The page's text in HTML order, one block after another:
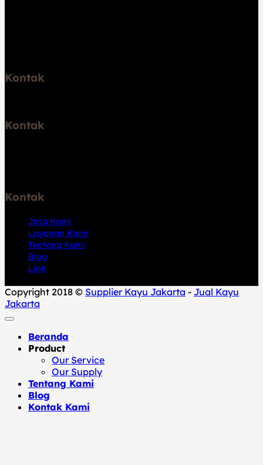
Kontak
Kontak
Kontak
Jasa Kami
Layanan Kami
Tentang Kami
Blog
Link
Copyright 2018 © Supplier Kayu Jakarta - Jual Kayu
Jakarta
Beranda
Product
Our Service
Our Supply
Tentang Kami
Blog
Kontak Kami